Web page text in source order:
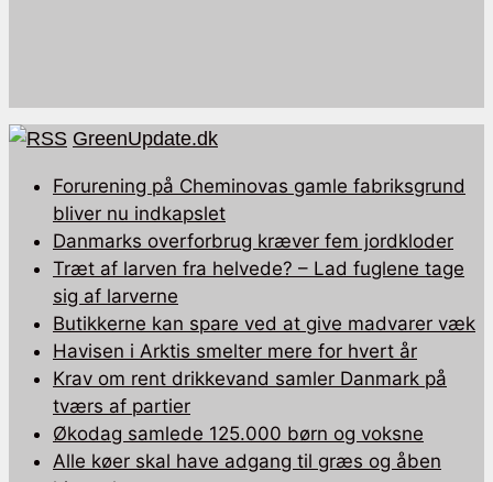
GreenUpdate.dk
Forurening på Cheminovas gamle fabriksgrund
bliver nu indkapslet
Danmarks overforbrug kræver fem jordkloder
Træt af larven fra helvede? – Lad fuglene tage
sig af larverne
Butikkerne kan spare ved at give madvarer væk
Havisen i Arktis smelter mere for hvert år
Krav om rent drikkevand samler Danmark på
tværs af partier
Økodag samlede 125.000 børn og voksne
Alle køer skal have adgang til græs og åben